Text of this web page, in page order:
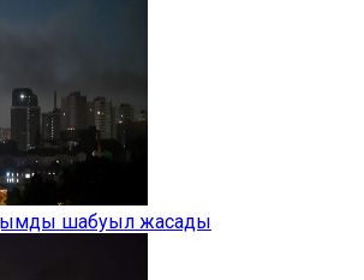
шабуыл жасады